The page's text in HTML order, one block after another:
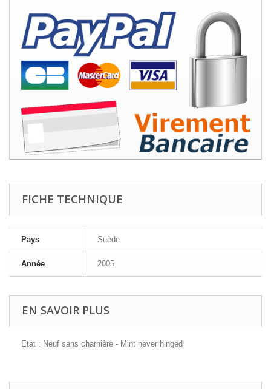
FICHE TECHNIQUE
Pays Suède
Année 2005
EN SAVOIR PLUS
Etat : Neuf sans charnière - Mint never hinged